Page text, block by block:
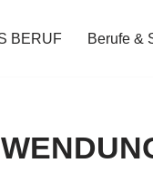
BERUF Berufe &